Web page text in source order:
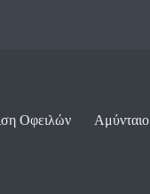
Οφειλών Αμύνταιο